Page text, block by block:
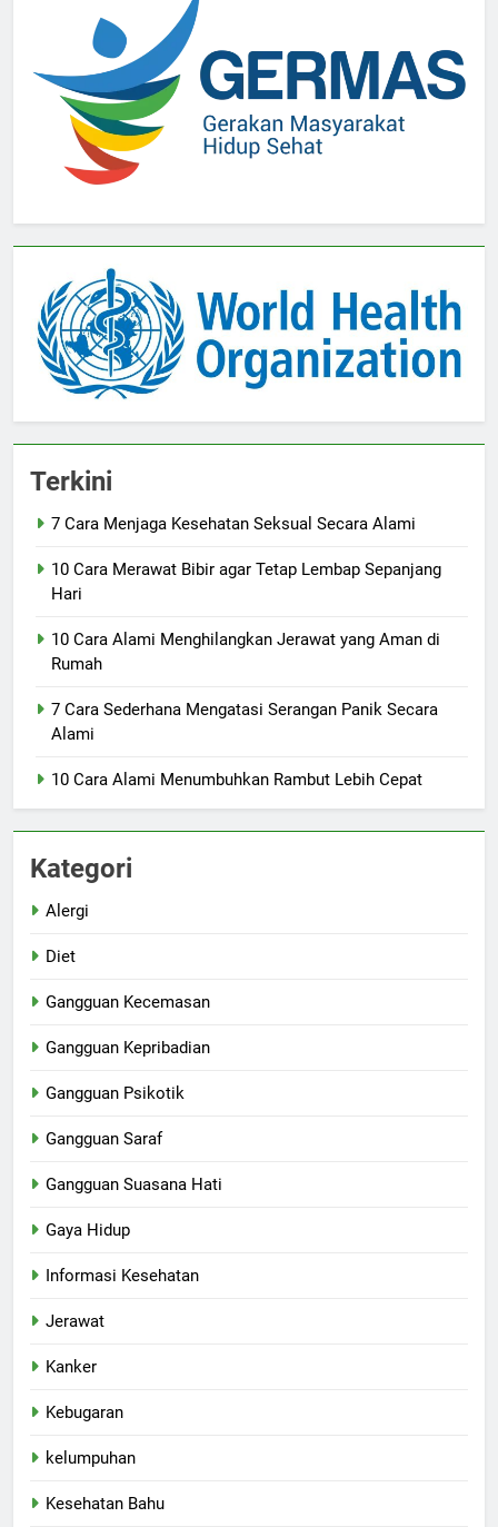
Terkini
7 Cara Menjaga Kesehatan Seksual Secara Alami
10 Cara Merawat Bibir agar Tetap Lembap Sepanjang
Hari
10 Cara Alami Menghilangkan Jerawat yang Aman di
Rumah
7 Cara Sederhana Mengatasi Serangan Panik Secara
Alami
10 Cara Alami Menumbuhkan Rambut Lebih Cepat
Kategori
Alergi
Diet
Gangguan Kecemasan
Gangguan Kepribadian
Gangguan Psikotik
Gangguan Saraf
Gangguan Suasana Hati
Gaya Hidup
Informasi Kesehatan
Jerawat
Kanker
Kebugaran
kelumpuhan
Kesehatan Bahu